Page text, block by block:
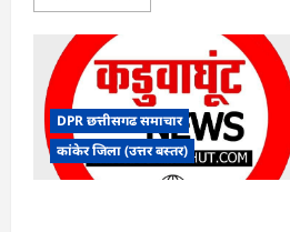
more
SI
भर्ती
रिजल्ट
में
‘न्यूज़’,
‘स्पेस
रानी’
और
DPR छत्तीसगढ समाचार
कांकेर जिला (उत्तर बस्तर)